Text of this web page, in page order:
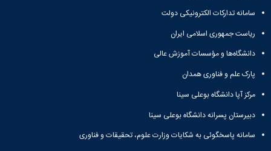
سامانه تدارکات الکترونیکی دولت
ریاست جمهوری اسلامی ایران
دانشگاه‌ها و مؤسسات آموزش عالی
پارک علم و فناوری همدان
مرکز آپا دانشگاه بوعلی سینا
دبیرستان پسرانه دانشگاه بوعلی سینا
سامانه پاسخگوئی به شکایات وزارت علوم، تحقیقات و فناوری